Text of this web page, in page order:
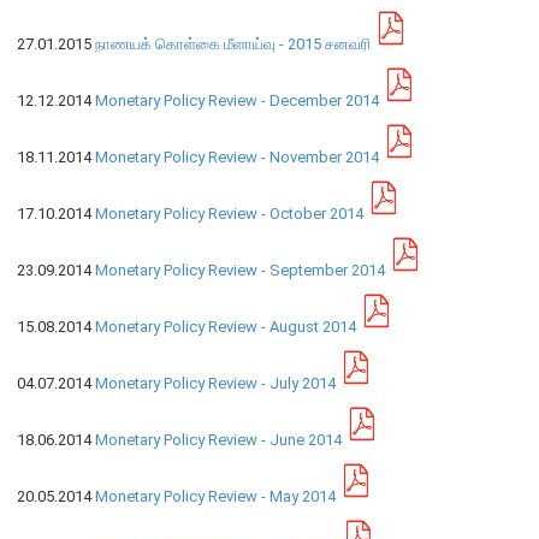
நிறுவன ரீதியான அமைப்பு
நிறுவனக் கட்டமைப்பு
ஆளுகைக் கோவைகளும் கொள்கைகளும்
வங்கிப் பணிமனை
வங்கிப் பணிமனை
வங்கித்தொழில் கற்கைகளுக்கான நிலையம்
பொருளாதார வரலாற்று அரும்பொருட் காட்சிச் சாலை
27.01.2015 நாணயக் கொள்கை மீளாய்வு - 2015 சனவரி
12.12.2014 Monetary Policy Review - December 2014
18.11.2014 Monetary Policy Review - November 2014
17.10.2014 Monetary Policy Review - October 2014
23.09.2014 Monetary Policy Review - September 2014
15.08.2014 Monetary Policy Review - August 2014
04.07.2014 Monetary Policy Review - July 2014
18.06.2014 Monetary Policy Review - June 2014
20.05.2014 Monetary Policy Review - May 2014